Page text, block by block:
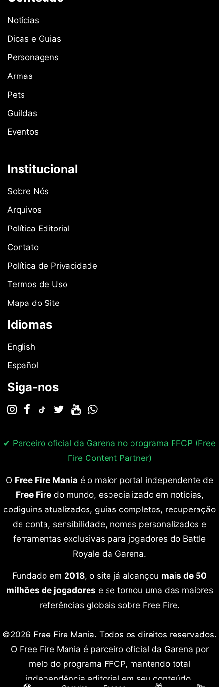
Notícias
Dicas e Guias
Personagens
Armas
Pets
Guildas
Eventos
Institucional
Sobre Nós
Arquivos
Política Editorial
Contato
Política de Privacidade
Termos de Uso
Mapa do Site
Idiomas
English
Español
Siga-nos
✔ Parceiro oficial da Garena no programa FFCP (Free
Fire Content Partner)
O Free Fire Mania é o maior portal independente de
Free Firedo mundo, especializado em notícias,
codiguins atualizados, guias completos, recuperação
de conta, sensibilidade, nomes personalizados e
ferramentas exclusivas para jogadores do Battle
Royale da Garena.
Fundado em 2018, o site já alcançou mais de 50
milhões de jogadores e se tornou uma das maiores
referências globais sobre Free Fire.
©2026 Free Fire Mania. Todos os direitos reservados.
O Free Fire Mania é parceiro oficial da Garena por
meio do programa FFCP, mantendo total
independência editorial em seu conteúdo.